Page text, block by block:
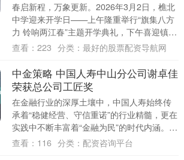
春启新程，万象更新。2026年3月2日，樵北
中学迎来开学日——上午隆重举行“旗集八方
力 铃响两江春”主题开学典礼，下午喜迎镇领
导莅临视察指导，校园文化灵石同步亮....
查看： 223 分类： 最好的股票配资导航网
中金策略 中国人寿中山分公司谢卓佳
荣获总公司工匠奖
在金融行业的深厚土壤中，中国人寿始终传
承着“稳健经营、守信重诺”的行业精髓，更在
实践中不断丰富着“金融为民”的时代内涵。在
中山这片热土上，就有这样一位践行者
查看： 116 分类： 配资咨询平台